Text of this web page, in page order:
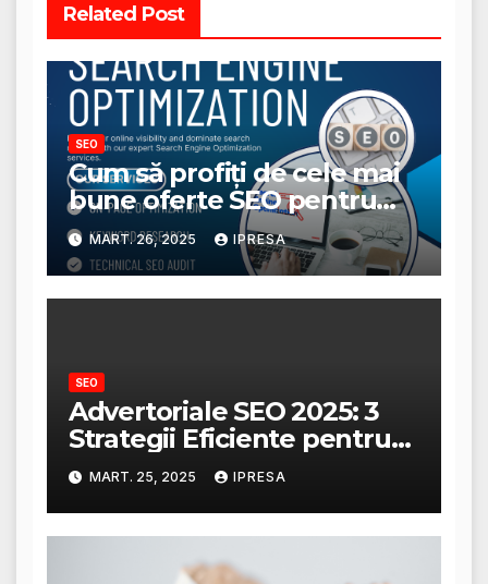
Related Post
SEO
Cum să profiți de cele mai
bune oferte SEO pentru
afacerea ta?
MART. 26, 2025 IPRESA
SEO
Advertoriale SEO 2025: 3
Strategii Eficiente pentru
Creșterea Traficului
MART. 25, 2025 IPRESA